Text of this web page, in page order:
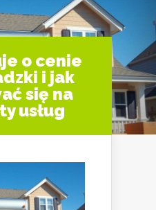
o cenie
i jak
się na
usług